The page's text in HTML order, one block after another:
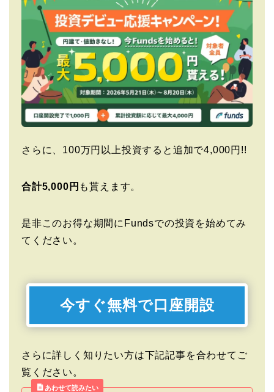
さらに、100万円以上投資すると追加で4,000円!!
合計5,000円 も貰えます。
是非このお得な期間にFundsでの投資を始めてみ
てください。
今すぐ無料で口座開設
さらに詳しく知りたい方は下記記事を合わせてご
覧ください。
あわせて読みたい